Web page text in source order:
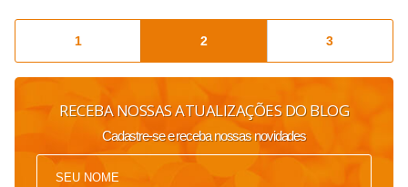
1 2 3
RECEBA NOSSAS ATUALIZAÇÕES DO BLOG
Cadastre-se e receba nossas novidades